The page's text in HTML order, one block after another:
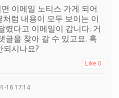
이메일 노티스 가게 되어
럼 내용이 모두 보이는 이
렸다고 이메일이 갑니다. 거
글을 찾아 갈 수 있고요. 혹
되시나요?
Like 0
16 17:14